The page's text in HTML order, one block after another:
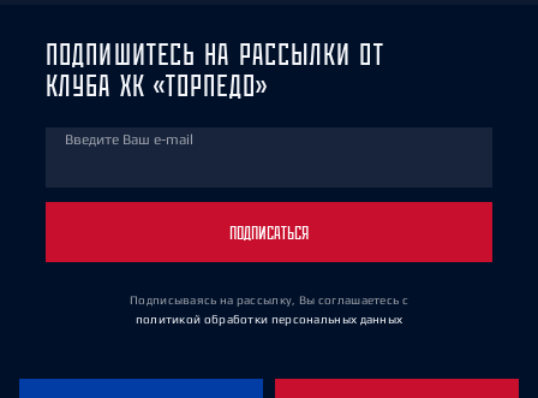
ПОДПИШИТЕСЬ НА РАССЫЛКИ ОТ
КЛУБА ХК «ТОРПЕДО»
Введите Ваш e-mail
ПОДПИСАТЬСЯ
Подписываясь на рассылку, Вы соглашаетесь с
политикой обработки персональных данных